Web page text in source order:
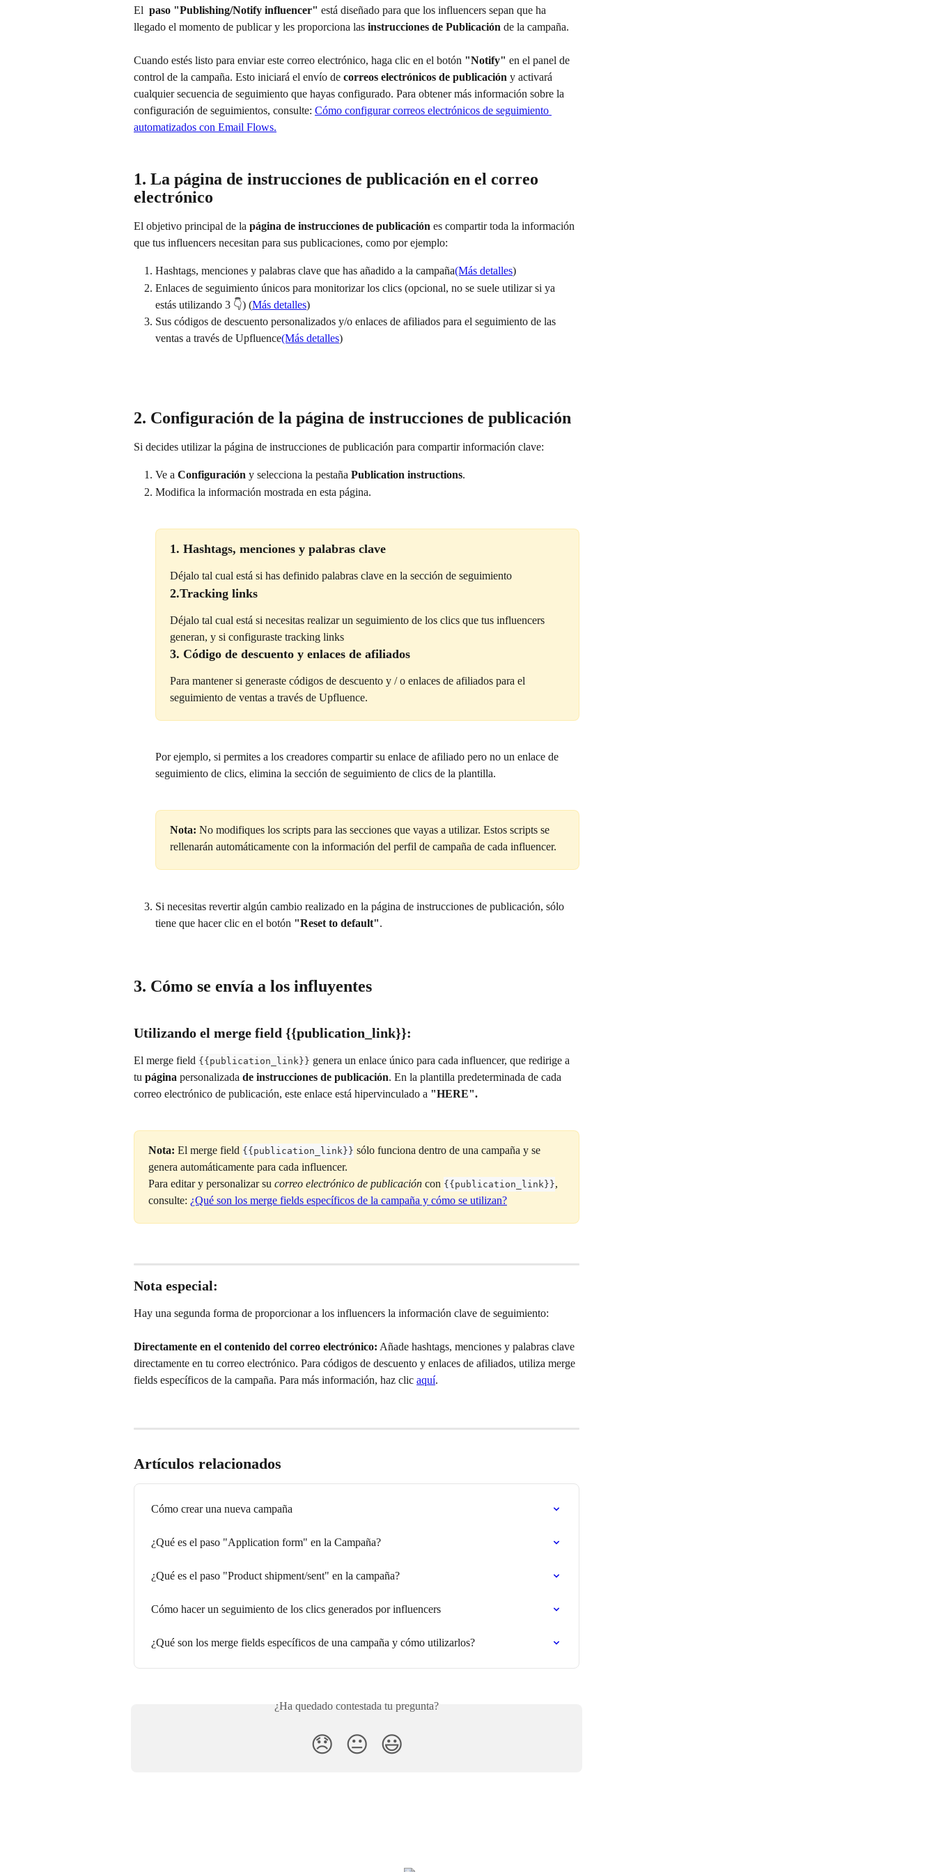
El paso "Publishing/Notify influencer" está diseñado para que los influencers sepan que ha
llegado el momento de publicar y les proporciona las instrucciones de Publicación de la campaña.
Cuando estés listo para enviar este correo electrónico, haga clic en el botón "Notify" en el panel de
control de la campaña. Esto iniciará el envío de correos electrónicos de publicación y activará
cualquier secuencia de seguimiento que hayas configurado. Para obtener más información sobre la
configuración de seguimientos, consulte: Cómo configurar correos electrónicos de seguimiento
automatizados con Email Flows.
1. La página de instrucciones de publicación en el correo
electrónico
El objetivo principal de la página de instrucciones de publicación es compartir toda la información
que tus influencers necesitan para sus publicaciones, como por ejemplo:
Hashtags, menciones y palabras clave que has añadido a la campaña(Más detalles)
Enlaces de seguimiento únicos para monitorizar los clics (opcional, no se suele utilizar si ya
estás utilizando 3 👇) (Más detalles)
Sus códigos de descuento personalizados y/o enlaces de afiliados para el seguimiento de las
ventas a través de Upfluence(Más detalles)
2. Configuración de la página de instrucciones de publicación
Si decides utilizar la página de instrucciones de publicación para compartir información clave:
Ve a Configuración y selecciona la pestaña Publication instructions.
Modifica la información mostrada en esta página.
1. Hashtags, menciones y palabras clave
Déjalo tal cual está si has definido palabras clave en la sección de seguimiento
2.Tracking links
Déjalo tal cual está si necesitas realizar un seguimiento de los clics que tus influencers
generan, y si configuraste tracking links
3. Código de descuento y enlaces de afiliados
Para mantener si generaste códigos de descuento y / o enlaces de afiliados para el
seguimiento de ventas a través de Upfluence.
Por ejemplo, si permites a los creadores compartir su enlace de afiliado pero no un enlace de
seguimiento de clics, elimina la sección de seguimiento de clics de la plantilla.
Nota: No modifiques los scripts para las secciones que vayas a utilizar. Estos scripts se
rellenarán automáticamente con la información del perfil de campaña de cada influencer.
Si necesitas revertir algún cambio realizado en la página de instrucciones de publicación, sólo
tiene que hacer clic en el botón "Reset to default".
3. Cómo se envía a los influyentes
Utilizando el merge field {{publication_link}}:
El merge field {{publication_link}} genera un enlace único para cada influencer, que redirige a
tu página personalizada de instrucciones de publicación. En la plantilla predeterminada de cada
correo electrónico de publicación, este enlace está hipervinculado a "HERE".
Nota: El merge field {{publication_link}} sólo funciona dentro de una campaña y se
genera automáticamente para cada influencer.
Para editar y personalizar su correo electrónico de publicación con {{publication_link}},
consulte: ¿Qué son los merge fields específicos de la campaña y cómo se utilizan?
Nota especial:
Hay una segunda forma de proporcionar a los influencers la información clave de seguimiento:
Directamente en el contenido del correo electrónico: Añade hashtags, menciones y palabras clave
directamente en tu correo electrónico. Para códigos de descuento y enlaces de afiliados, utiliza merge
fields específicos de la campaña. Para más información, haz clic aquí.
Artículos relacionados
Cómo crear una nueva campaña
¿Qué es el paso "Application form" en la Campaña?
¿Qué es el paso "Product shipment/sent" en la campaña?
Cómo hacer un seguimiento de los clics generados por influencers
¿Qué son los merge fields específicos de una campaña y cómo utilizarlos?
¿Ha quedado contestada tu pregunta?
😞 😐 😃